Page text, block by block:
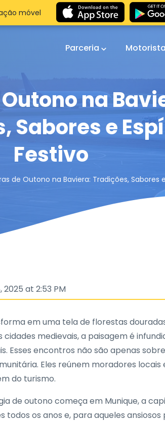
Parceria
na
Sabores e
Festivo
de Outono na Baviera: Tradições, Sabores
móvel
2025 at 2:53 PM
em uma tela de florestas
medievais, a paisagem é
encontros não são apenas
Eles reúnem moradores
do turismo.
de outono começa em Munique, a
os anos e, para aqueles